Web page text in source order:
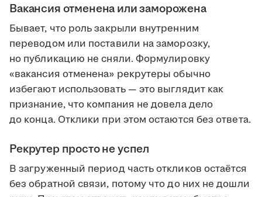
Вакансия отменена или заморожена
Бывает, что роль закрыли внутренним
переводом или поставили на заморозку,
но публикацию не сняли. Формулировку
«вакансия отменена» рекрутеры обычно
избегают использовать — это выглядит как
признание, что компания не довела дело
до конца. Отклики при этом остаются без ответа.
Рекрутер просто не успел
В загруженный период часть откликов остаётся
без обратной связи, потому что до них не дошли